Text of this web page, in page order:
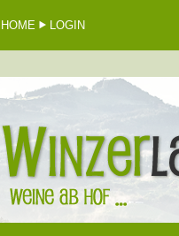
HOME LOGIN